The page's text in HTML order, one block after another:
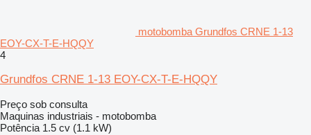
motobomba Grundfos CRNE 1-13
EOY-CX-T-E-HQQY
4
Grundfos CRNE 1-13 EOY-CX-T-E-HQQY
Preço sob consulta
Maquinas industriais - motobomba
Potência 1.5 cv (1.1 kW)